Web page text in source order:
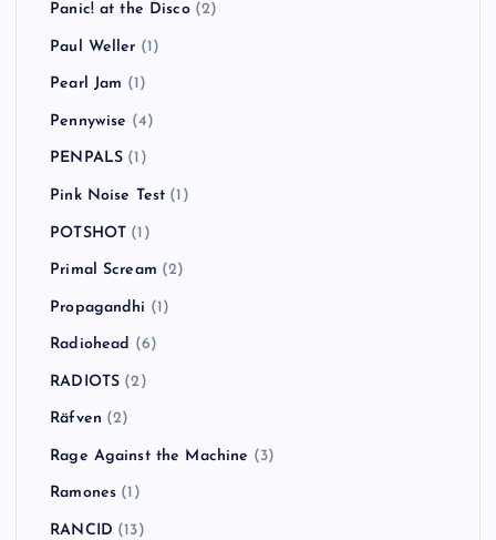
Panic! at the Disco(2)
Paul Weller (1)
Pearl Jam (1)
Pennywise (4)
PENPALS (1)
Pink Noise Test (1)
POTSHOT (1)
Primal Scream (2)
Propagandhi (1)
Radiohead (6)
RADIOTS (2)
Räfven (2)
Rage Against the Machine (3)
Ramones (1)
RANCID (13)